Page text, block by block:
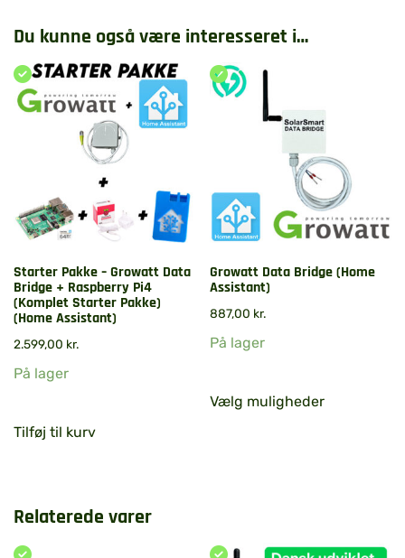
Du kunne også være interesseret i…
Starter Pakke – Growatt Data
Bridge + Raspberry Pi4
(Komplet Starter Pakke)
(Home Assistant)
2.599,00 kr.
På lager
Tilføj til kurv
Growatt Data Bridge (Home
Assistant)
887,00 kr.
På lager
Vælg muligheder
Relaterede varer